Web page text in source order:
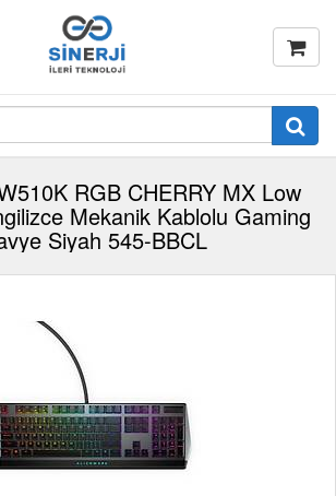
RGB CHERRY MX Low
Mekanik Kablolu Gaming
Siyah 545-BBCL